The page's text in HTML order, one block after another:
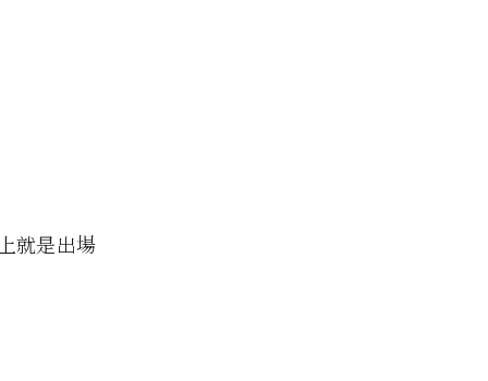
就是出場